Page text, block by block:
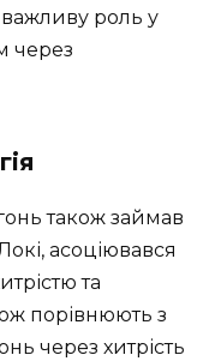
роль у
через
також займав
асоціювався
та
порівнюють з
через хитрість